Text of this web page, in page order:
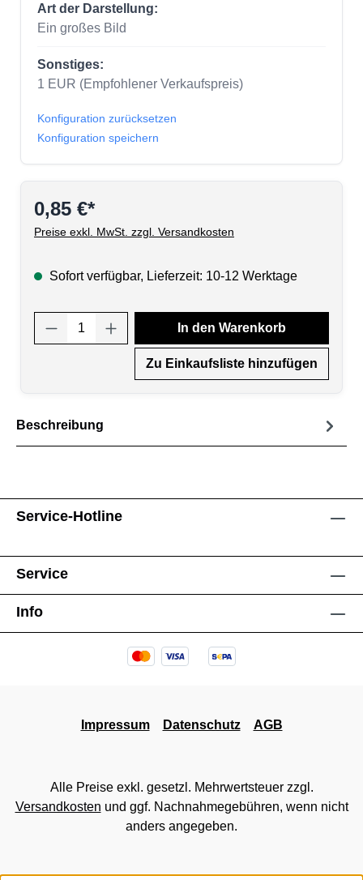
Art der Darstellung:
Ein großes Bild
Sonstiges:
1 EUR (Empfohlener Verkaufspreis)
Konfiguration zurücksetzen
Konfiguration speichern
0,85 €*
Preise exkl. MwSt. zzgl. Versandkosten
Sofort verfügbar, Lieferzeit: 10-12 Werktage
Produkt Anzahl: Gib den gewünschten
In den Warenkorb
Zu Einkaufsliste hinzufügen
Beschreibung
Service-Hotline
Service
Info
Impressum Datenschutz AGB
Alle Preise exkl. gesetzl. Mehrwertsteuer zzgl.
Versandkosten und ggf. Nachnahmegebühren, wenn nicht
anders angegeben.